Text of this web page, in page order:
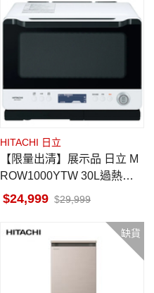
HITACHI 日立
【限量出清】展示品 日立 M
ROW1000YTW 30L過熱水
蒸氣烘烤微波爐
24,999 29,999
缺貨